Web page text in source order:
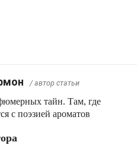
/ автор статьи
тайн. Там, где
с поэзией ароматов